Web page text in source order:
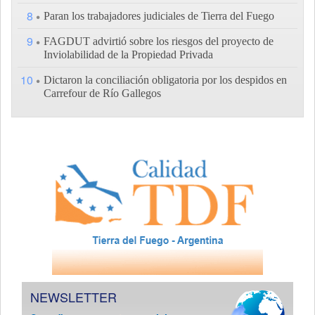
8 Paran los trabajadores judiciales de Tierra del Fuego
9
FAGDUT advirtió sobre los riesgos del proyecto de
Inviolabilidad de la Propiedad Privada
10
Dictaron la conciliación obligatoria por los despidos en
Carrefour de Río Gallegos
NEWSLETTER